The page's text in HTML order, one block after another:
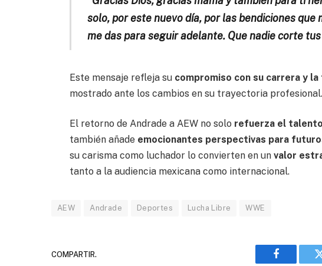
solo, por este nuevo día, por las bendiciones que
me das para seguir adelante. Que nadie corte tus
Este mensaje refleja su compromiso con su carrera y la
mostrado ante los cambios en su trayectoria profesional.
El retorno de Andrade a AEW no solo refuerza el
también añade emocionantes perspectivas para
su carisma como luchador lo convierten en un valor
tanto a la audiencia mexicana como internacional.
AEW Andrade Deportes Lucha Libre WWE
COMPARTIR.
Facebook